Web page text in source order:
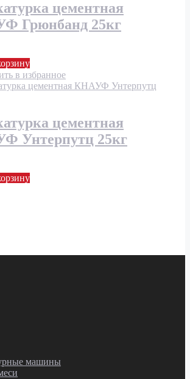
цементная
Грюнбанд 25кг
в избранное
цементная
Унтерпутц 25кг
машины